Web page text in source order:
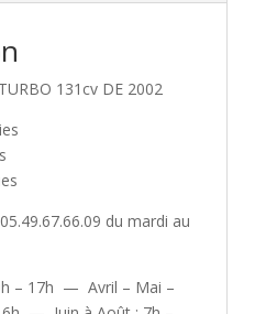
131cv DE 2002
du mardi au
– 17h — Avril – Mai –